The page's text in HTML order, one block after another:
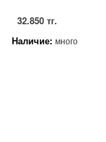
32.850 тг.
Наличие: много